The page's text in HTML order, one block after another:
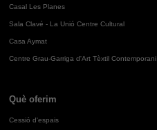
Casal Les Planes
Sala Clavé - La Unió Centre Cultural
Casa Aymat
Centre Grau-Garriga d'Art Tèxtil Contemporani
Què oferim
Cessió d'espais